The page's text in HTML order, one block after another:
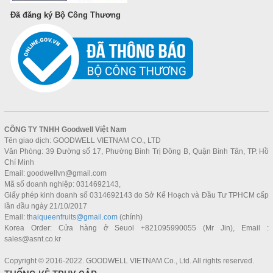
Đã đăng ký Bộ Công Thương
CÔNG TY TNHH Goodwell Việt Nam
Tên giao dịch: GOODWELL VIETNAM CO., LTD
Văn Phòng: 39 Đường số 17, Phường Bình Trị Đông B, Quận Bình Tân, TP. Hồ
Chí Minh
Email: goodwellvn@gmail.com
Mã số doanh nghiệp: 0314692143,
Giấy phép kinh doanh số 0314692143 do Sở Kế Hoạch và Đầu Tư TPHCM cấp
lần đầu ngày 21/10/2017
Email: thaiqueenfruits@gmail.com(chính)
Korea Order: Cửa hàng ở Seuol +821095990055 (Mr Jin), Email :
sales@asnt.co.kr
Copyright © 2016-2022. GOODWELL VIETNAM Co., Ltd. All rights reserved.